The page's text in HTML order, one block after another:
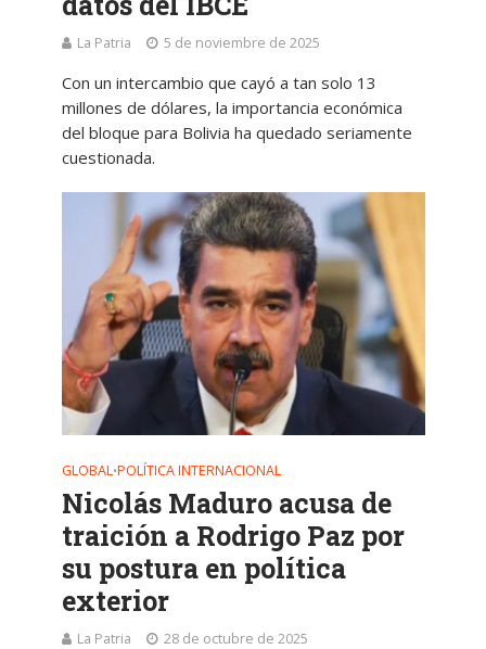
La Patria 5 de noviembre de 2025
Con un intercambio que cayó a tan solo 13
millones de dólares, la importancia económica
del bloque para Bolivia ha quedado seriamente
cuestionada.
GLOBAL•POLÍTICA INTERNACIONAL
Nicolás Maduro acusa de
traición a Rodrigo Paz por
su postura en política
exterior
La Patria 28 de octubre de 2025